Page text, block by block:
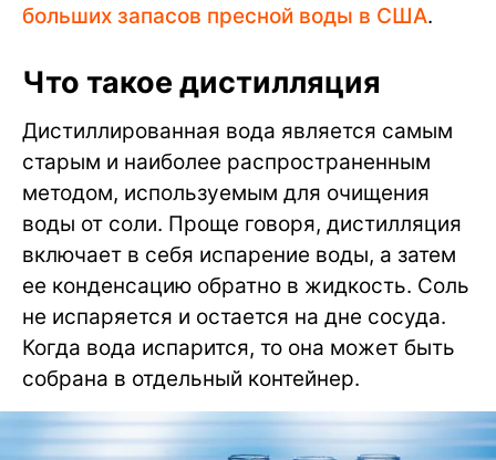
больших запасов пресной воды в США.
Что такое дистилляция
Дистиллированная вода является самым
старым и наиболее распространенным
методом, используемым для очищения
воды от соли. Проще говоря, дистилляция
включает в себя испарение воды, а затем
ее конденсацию обратно в жидкость. Соль
не испаряется и остается на дне сосуда.
Когда вода испарится, то она может быть
собрана в отдельный контейнер.